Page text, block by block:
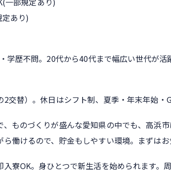
あり)
学歴不問。20代から40代まで幅広い世代が活
交替）。休日はシフト制、夏季・年末年始・
、ものづくりが盛んな愛知県の中でも、高浜
働けるので、貯金もしやすい環境。まずはお
寮OK。身ひとつで新生活を始められます。